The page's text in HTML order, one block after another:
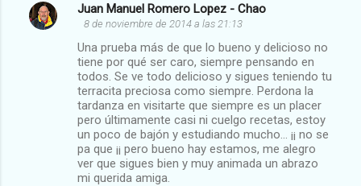
Juan Manuel Romero Lopez - Chao
8 de noviembre de 2014 a las 21:13
Una prueba más de que lo bueno y delicioso no
tiene por qué ser caro, siempre pensando en
todos. Se ve todo delicioso y sigues teniendo tu
terracita preciosa como siempre. Perdona la
tardanza en visitarte que siempre es un placer
pero últimamente casi ni cuelgo recetas, estoy
un poco de bajón y estudiando mucho... ¡¡ no se
pa que ¡¡ pero bueno hay estamos, me alegro
ver que sigues bien y muy animada un abrazo
mi querida amiga.